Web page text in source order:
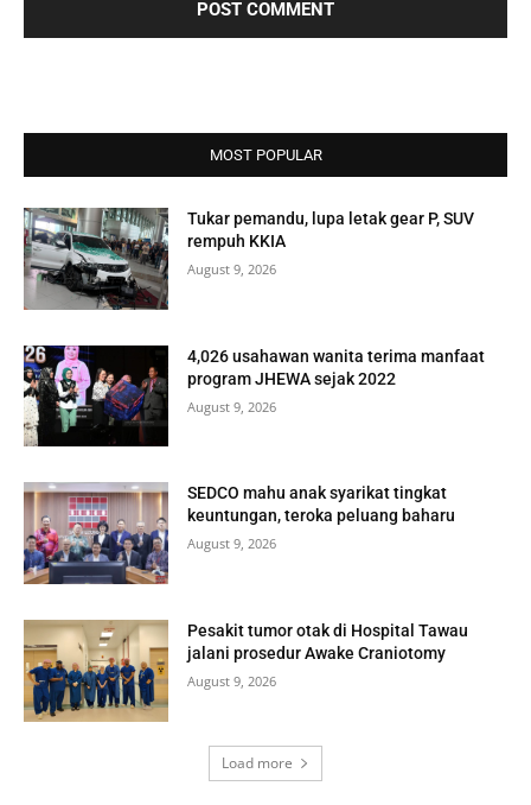
MOST POPULAR
Tukar pemandu, lupa letak gear P, SUV
rempuh KKIA
August 9, 2026
4,026 usahawan wanita terima manfaat
program JHEWA sejak 2022
August 9, 2026
SEDCO mahu anak syarikat tingkat
keuntungan, teroka peluang baharu
August 9, 2026
Pesakit tumor otak di Hospital Tawau
jalani prosedur Awake Craniotomy
August 9, 2026
Load more